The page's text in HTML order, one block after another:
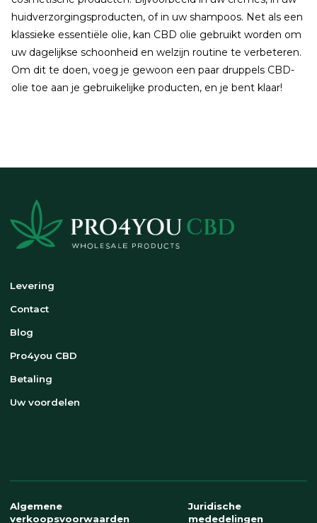
huidverzorgingsproducten, of in uw shampoos. Net als een
klassieke essentiële olie, kan CBD olie gebruikt worden om
uw dagelijkse schoonheid en welzijn routine te verbeteren.
Om dit te doen, voeg je gewoon een paar druppels CBD-
olie toe aan je gebruikelijke producten, en je bent klaar!
Levering
Contact
Blog
Pro4you CBD
Betaling
Uw voordelen
Algemene
verkoopsvoorwaarden
Juridische
mededelingen